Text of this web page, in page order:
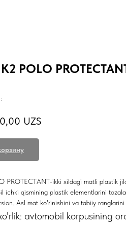
POLO
UZS
PROTECTANT-ikki xildagi matli plastik
ichki qismining plastik elementlarini
Asl mat ko'rinishini va tabiiy ranglarini
avtomobil korpusining